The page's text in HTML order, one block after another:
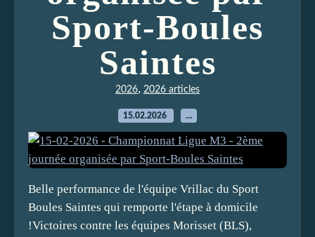
Sport-Boules
Saintes
2026, 2026 articles
15.02.2026 …
Belle performance de l'équipe Vrillac du Sport
Boules Saintes qui remporte l'étape à domicile
!Victoires contre les équipes Morisset (BLS),